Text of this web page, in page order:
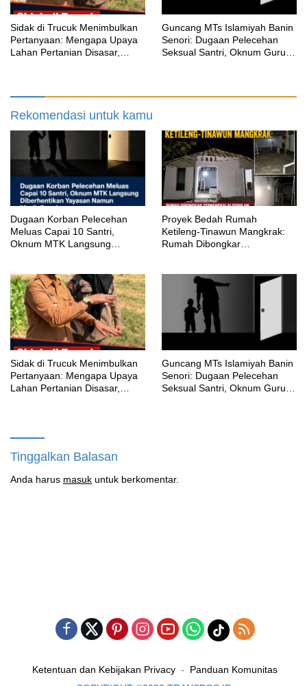
‎Sidak di Trucuk Menimbulkan
Pertanyaan: Mengapa Upaya
Lahan Pertanian Disasar,
Guncang MTs Islamiyah Banin
Senori: Dugaan Pelecehan
Seksual Santri, Oknum Guru
Rekomendasi untuk kamu
‎Dugaan Korban Pelecehan
Meluas Capai 10 Santri,
Oknum MTK Langsung
Proyek Bedah Rumah
Ketileng-Tinawun Mangkrak:
Rumah Dibongkar
‎Sidak di Trucuk Menimbulkan
Pertanyaan: Mengapa Upaya
Lahan Pertanian Disasar,
Guncang MTs Islamiyah Banin
Senori: Dugaan Pelecehan
Seksual Santri, Oknum Guru
Tinggalkan Balasan
Anda harus masuk untuk berkomentar.
Ketentuan dan Kebijakan Privacy
Panduan Komunitas